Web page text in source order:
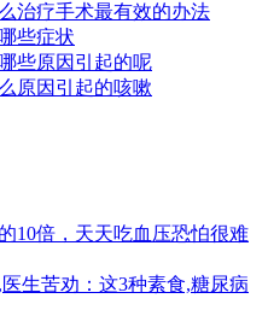
治疗手术最有效的办法
些症状
些原因引起的呢
原因引起的咳嗽
10倍，天天吃血压恐怕很难
生苦劝：这3种素食,糖尿病